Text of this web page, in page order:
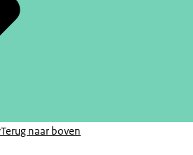
Terug naar boven